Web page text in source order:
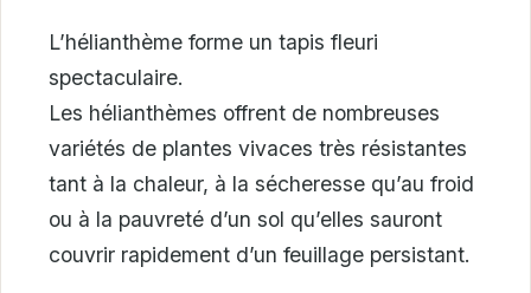
L’hélianthème forme un tapis fleuri
spectaculaire.
Les hélianthèmes offrent de nombreuses
variétés de plantes vivaces très résistantes
tant à la chaleur, à la sécheresse qu’au froid
ou à la pauvreté d’un sol qu’elles sauront
couvrir rapidement d’un feuillage persistant.